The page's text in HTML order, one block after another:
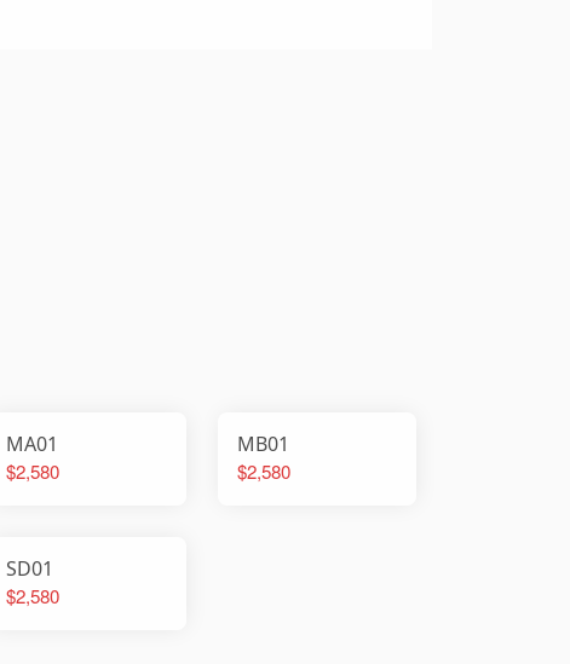
MA01
$2,580
MB01
$2,580
SD01
$2,580